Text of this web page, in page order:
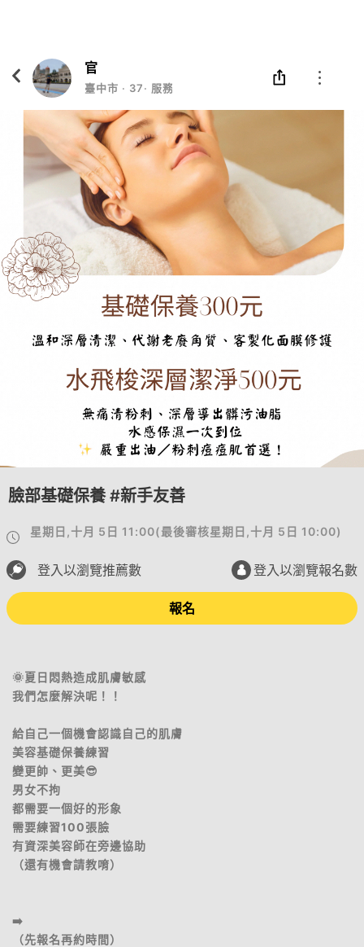
官
臺中市 ‧ 37‧ 服務業
臉部基礎保養 #新手友善
星期日,十月 5日 11:00(最後審核星期日,十月 5日 10:00)
登入以瀏覽推薦數 登入以瀏覽報名數
報名
🌞夏日悶熱造成肌膚敏感
我們怎麼解決呢！！
給自己一個機會認識自己的肌膚
美容基礎保養練習
變更帥、更美😎
男女不拘
都需要一個好的形象
需要練習100張臉
有資深美容師在旁邊協助
（還有機會請教唷）
➡️
（先報名再約時間）